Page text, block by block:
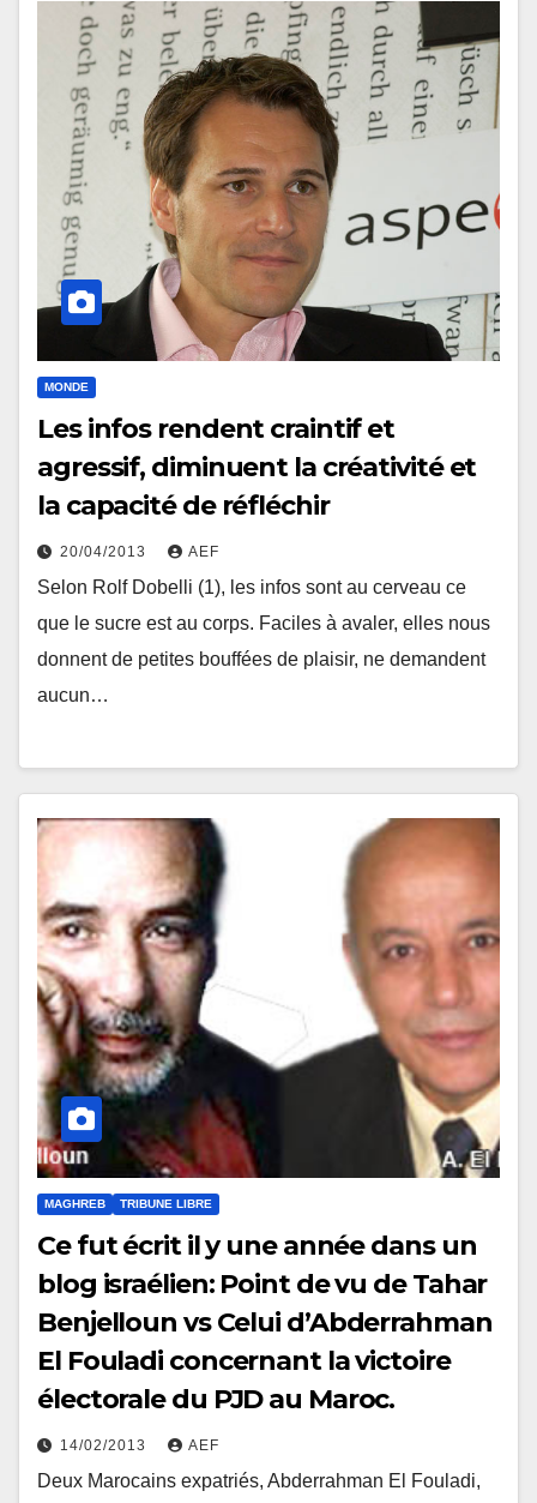
MONDE
Les infos rendent craintif et
agressif, diminuent la créativité et
la capacité de réfléchir
20/04/2013 AEF
Selon Rolf Dobelli (1), les infos sont au cerveau ce
que le sucre est au corps. Faciles à avaler, elles nous
donnent de petites bouffées de plaisir, ne demandent
aucun…
MAGHREB TRIBUNE LIBRE
Ce fut écrit il y une année dans un
blog israélien: Point de vu de Tahar
Benjelloun vs Celui d’Abderrahman
El Fouladi concernant la victoire
électorale du PJD au Maroc.
14/02/2013 AEF
Deux Marocains expatriés, Abderrahman El Fouladi,